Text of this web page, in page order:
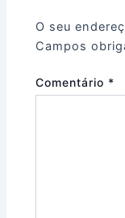
O seu
Campos
Comentário *